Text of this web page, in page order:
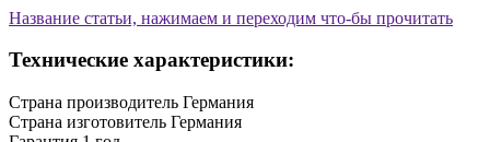
Название статьи, нажимаем и переходим что-бы прочитать
Технические характеристики:
Страна производитель Германия
Страна изготовитель Германия